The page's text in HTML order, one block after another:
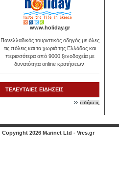
www.holiday.gr
Πανελλαδικός τουριστικός οδηγός με όλες
τις πόλεις και τα χωριά της Ελλάδας και
περισσότερα από 9000 ξενοδοχεία με
δυνατότητα online κρατήσεων.
ΤΕΛΕΥΤΑΙΕΣ ΕΙΔΗΣΕΙΣ
ειδήσεις
Copyright 2026 Marinet Ltd - Vres.gr